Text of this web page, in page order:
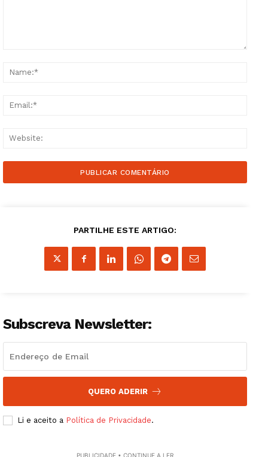
PARTILHE ESTE ARTIGO:
Subscreva Newsletter:
QUERO ADERIR
Li e aceito a Política de Privacidade.
PUBLICIDADE • CONTINUE A LER